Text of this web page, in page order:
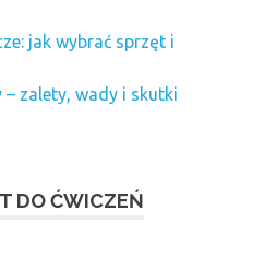
jak wybrać sprzęt i
zalety, wady i skutki
DO ĆWICZEŃ